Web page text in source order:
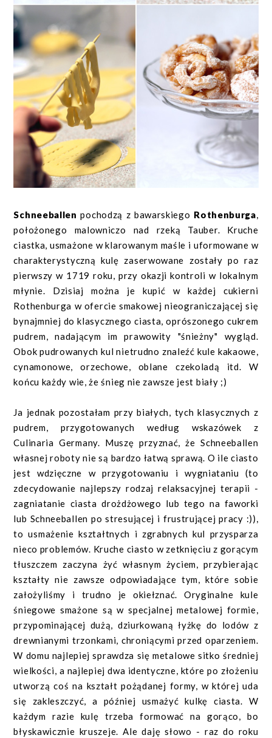
Schneeballen pochodzą z bawarskiego Rothenburga,
położonego malowniczo nad rzeką Tauber. Kruche
ciastka, usmażone w klarowanym maśle i uformowane w
charakterystyczną kulę zaserwowane zostały po raz
pierwszy w 1719 roku, przy okazji kontroli w lokalnym
młynie. Dzisiaj można je kupić w każdej cukierni
Rothenburga w ofercie smakowej nieograniczającej się
bynajmniej do klasycznego ciasta, oprószonego cukrem
pudrem, nadającym im prawowity "śnieżny" wygląd.
Obok pudrowanych kul nietrudno znaleźć kule kakaowe,
cynamonowe, orzechowe, oblane czekoladą itd. W
końcu każdy wie, że śnieg nie zawsze jest biały ;)
Ja jednak pozostałam przy białych, tych klasycznych z
pudrem, przygotowanych według wskazówek z
Culinaria Germany. Muszę przyznać, że Schneeballen
własnej roboty nie są bardzo łatwą sprawą. O ile ciasto
jest wdzięczne w przygotowaniu i wygniataniu (to
zdecydowanie najlepszy rodzaj relaksacyjnej terapii -
zagniatanie ciasta drożdżowego lub tego na faworki
lub Schneeballen po stresującej i frustrującej pracy :)),
to usmażenie kształtnych i zgrabnych kul przysparza
nieco problemów. Kruche ciasto w zetknięciu z gorącym
tłuszczem zaczyna żyć własnym życiem, przybierając
kształty nie zawsze odpowiadające tym, które sobie
założyliśmy i trudno je okiełznać. Oryginalne kule
śniegowe smażone są w specjalnej metalowej formie,
przypominającej dużą, dziurkowaną łyżkę do lodów z
drewnianymi trzonkami, chroniącymi przed oparzeniem.
W domu najlepiej sprawdza się metalowe sitko średniej
wielkości, a najlepiej dwa identyczne, które po złożeniu
utworzą coś na kształt pożądanej formy, w której uda
się zakleszczyć, a później usmażyć kulkę ciasta. W
każdym razie kulę trzeba formować na gorąco, bo
błyskawicznie kruszeje. Ale daję słowo - raz do roku